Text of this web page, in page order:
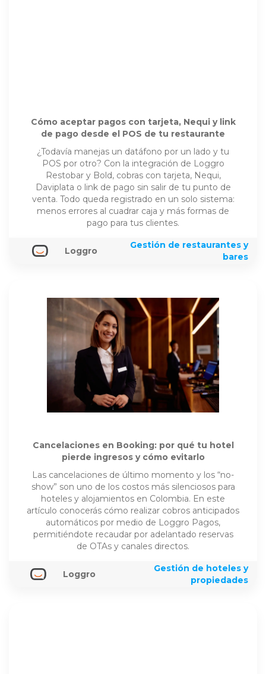
Cómo aceptar pagos con tarjeta, Nequi y link
de pago desde el POS de tu restaurante
¿Todavía manejas un datáfono por un lado y tu
POS por otro? Con la integración de Loggro
Restobar y Bold, cobras con tarjeta, Nequi,
Daviplata o link de pago sin salir de tu punto de
venta. Todo queda registrado en un solo sistema:
menos errores al cuadrar caja y más formas de
pago para tus clientes.
Loggro
Gestión de restaurantes y
bares
Cancelaciones en Booking: por qué tu hotel
pierde ingresos y cómo evitarlo
Las cancelaciones de último momento y los “no-
show” son uno de los costos más silenciosos para
hoteles y alojamientos en Colombia. En este
artículo conocerás cómo realizar cobros anticipados
automáticos por medio de Loggro Pagos,
permitiéndote recaudar por adelantado reservas
de OTAs y canales directos.
Loggro
Gestión de hoteles y
propiedades